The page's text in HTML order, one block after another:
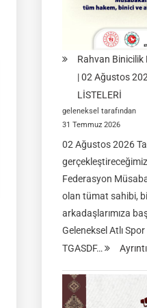
|
Rahvan Binicilik
| 02 Ağustos
LİSTELERİ
geleneksel tarafından
31 Temmuz 2026
02 Ağustos 2026
Federasyon
olan tümat sahibi,
arkadaşlarımıza
Geleneksel Atlı
TGASDF…